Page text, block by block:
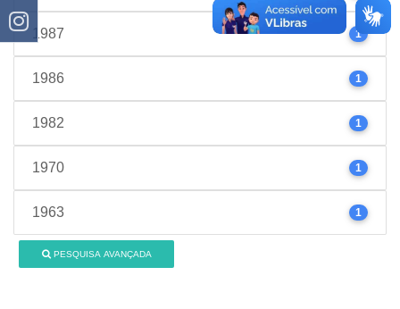
1987 1
1986 1
1982 1
1970 1
1963 1
PESQUISA AVANÇADA